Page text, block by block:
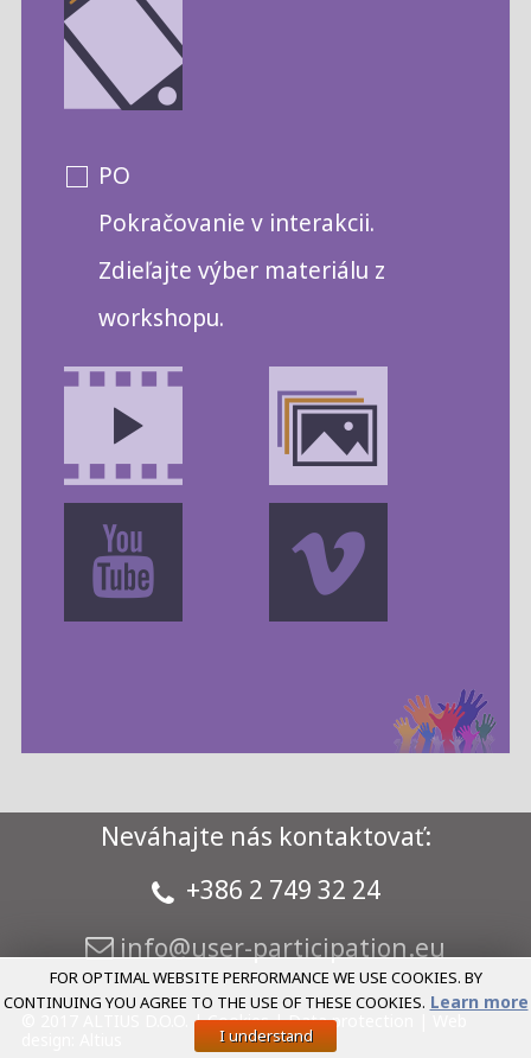
PO
Pokračovanie v interakcii.
Zdieľajte výber materiálu z
workshopu.
Neváhajte nás kontaktovať:
+386 2 749 32 24
FOR OPTIMAL WEBSITE PERFORMANCE WE USE COOKIES. BY
CONTINUING YOU AGREE TO THE USE OF THESE COOKIES. Learn more
I understand
© 2017 ALTIUS D.O.O. |Cookies|Data protection